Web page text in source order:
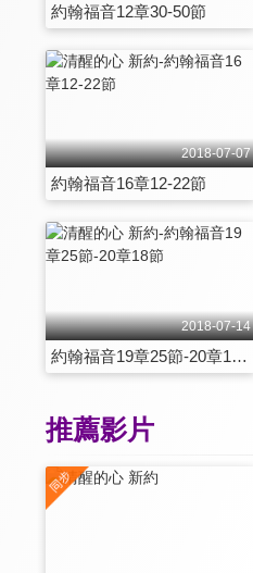
約翰福音12章30-50節
2018-07-07
約翰福音16章12-22節
2018-07-14
約翰福音19章25節-20章18節
推薦影片